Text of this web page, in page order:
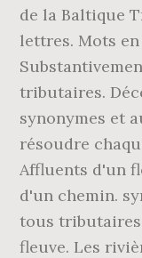
de la Baltique
lettres. Mots
tributaires.
synonymes et
résoudre
Affluents d'un
d'un chemin.
tous
fleuve. Les